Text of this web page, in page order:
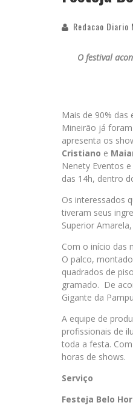
Redacao Diario
O festival
Mais de 90% das
Mineirão já
apresenta os
Cristiano e
Nenety Eventos
das 14h, dentro
Os interessados
tiveram seus
Superior
Com o início das
O palco,
quadrados de
gramado. De
Gigante da
A equipe de
profissionais de
toda a festa.
horas de shows.
Serviço
Festeja Belo